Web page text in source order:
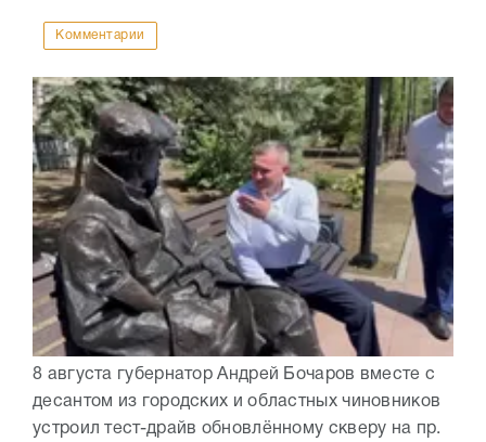
Комментарии
8 августа губернатор Андрей Бочаров вместе с
десантом из городских и областных чиновников
устроил тест-драйв обновлённому скверу на пр.